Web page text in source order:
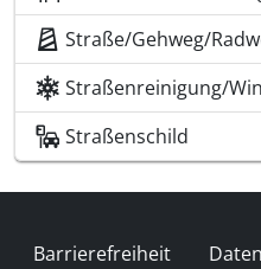
Straße/Gehweg/
Straßenreinigung/
Straßenschild
Fußzeile
Barrierefreiheit